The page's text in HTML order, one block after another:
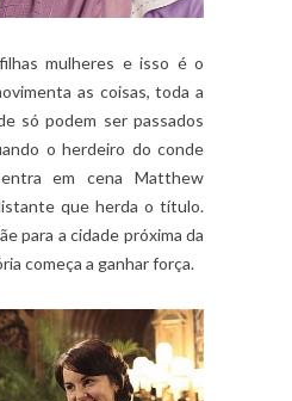
mulheres e isso é o
as coisas, toda a
só podem ser passados
o herdeiro do conde
em cena Matthew
que herda o título.
para a cidade próxima da
começa a ganhar força.